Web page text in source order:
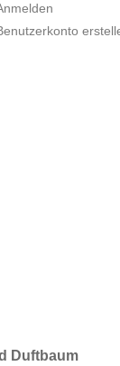
Duftbaum